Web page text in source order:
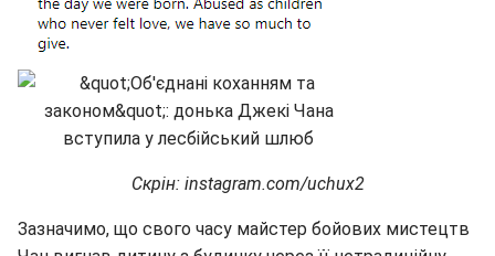
Скрін: instagram.com/uchux2
Зазначимо, що свого часу майстер бойових мистецтв